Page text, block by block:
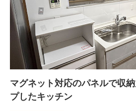
マグネット対応のパネルで収
プしたキッチン